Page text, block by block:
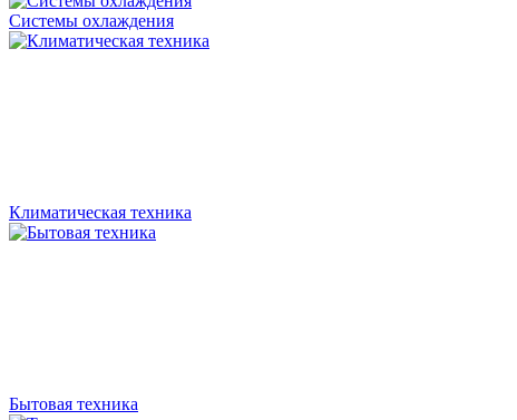
Системы охлаждения
Климатическая техника
Бытовая техника